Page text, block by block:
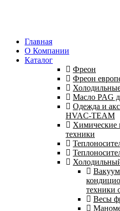
Главная
О Компании
Каталог
Фреон
Фреон
Масло PAG
Одежда и
HVAC-TEAM
Химические
техники
техники
Весы